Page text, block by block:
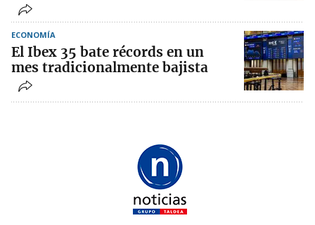
ECONOMÍA
El Ibex 35 bate récords en un
mes tradicionalmente bajista